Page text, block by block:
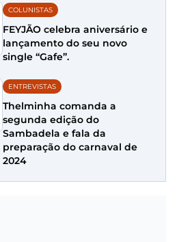
COLUNISTAS
FEYJÃO celebra aniversário e
lançamento do seu novo
single “Gafe”.
ENTREVISTAS
Thelminha comanda a
segunda edição do
Sambadela e fala da
preparação do carnaval de
2024